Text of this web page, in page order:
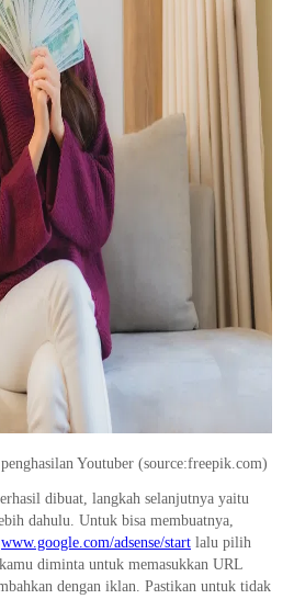
Youtuber (source:freepik.com)
dibuat, langkah selanjutnya yaitu
dahulu. Untuk bisa membuatnya,
www.google.com/adsense/start lalu pilih
diminta untuk memasukkan URL
dengan iklan. Pastikan untuk tidak